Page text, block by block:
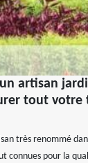
artisan
tout votre
très renommé
connues pour la